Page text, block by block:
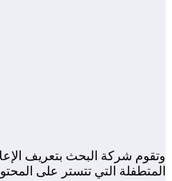
وتقوم شركة البحث بتعريف
المتطفلة التي تتستر على